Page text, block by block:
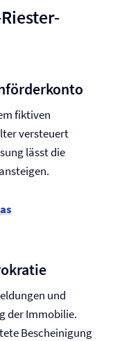
fiktiven
versteuert
lässt die
und
der Immobilie.
Bescheinigung